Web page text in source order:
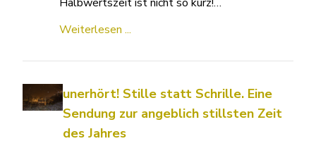
Weiterlesen ...
unerhört! Stille statt Schrille. Eine
Sendung zur angeblich stillsten Zeit
des Jahres